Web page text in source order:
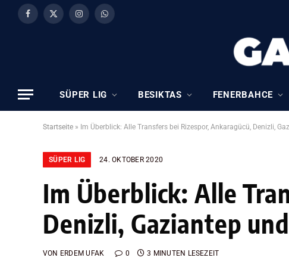
Facebook
X
InstagramWhatsApp
SÜPER LIG BESIKTAS FENERBAHCE
Startseite » Im Überblick: Alle Transfers bei Rizespor, Ankaragücü, Denizli,
SÜPER LIG 24. OKTOBER 2020
Im Überblick: Alle
Denizli, Gaziantep
VON ERDEM UFAK 0 3 MINUTEN LESEZEIT